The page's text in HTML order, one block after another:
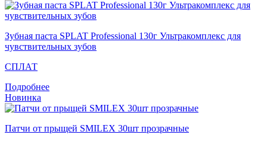
Зубная паста SPLAT Professional 130г Ультракомплекс для
чувствительных зубов
СПЛАТ
Подробнее
Новинка
Патчи от прыщей SMILEX 30шт прозрачные